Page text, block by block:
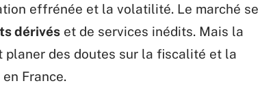
effrénée et la volatilité. Le marché se
dérivés et de services inédits. Mais la
des doutes sur la fiscalité et la
France.